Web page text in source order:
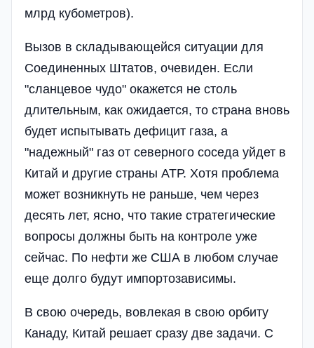
млрд кубометров).
Вызов в складывающейся ситуации для
Соединенных Штатов, очевиден. Если
"сланцевое чудо" окажется не столь
длительным, как ожидается, то страна вновь
будет испытывать дефицит газа, а
"надежный" газ от северного соседа уйдет в
Китай и другие страны АТР. Хотя проблема
может возникнуть не раньше, чем через
десять лет, ясно, что такие стратегические
вопросы должны быть на контроле уже
сейчас. По нефти же США в любом случае
еще долго будут импортозависимы.
В свою очередь, вовлекая в свою орбиту
Канаду, Китай решает сразу две задачи. С